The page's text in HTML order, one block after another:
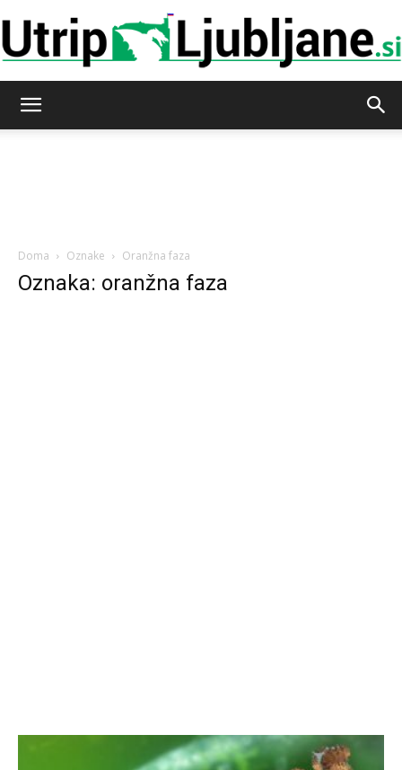
Doma Oznake Oranžna faza
Oznaka: oranžna faza